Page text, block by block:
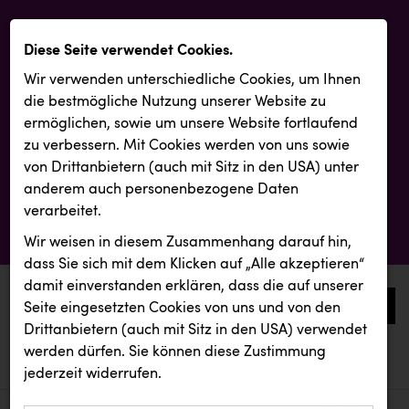
0
aktuelle aussendungen
aktuelle aussendungen
Diese Seite verwendet Cookies.
Wir verwenden unterschiedliche Cookies, um Ihnen
die best­mögliche Nutzung unserer Website zu
ermöglichen, sowie um unsere Website fortlaufend
zu verbessern. Mit Cookies werden von uns sowie
von Drittanbietern (auch mit Sitz in den USA) unter
anderem auch personenbezogene Daten
verarbeitet.
Wir weisen in diesem Zusammenhang darauf hin,
dass Sie sich mit dem Klicken auf „Alle akzeptieren“
damit ein­ver­standen erklären, dass die auf unserer
Seite eingesetzten Cookies von uns und von den
Drittanbietern (auch mit Sitz in den USA) verwendet
werden dürfen. Sie können diese Zustimmung
jederzeit widerrufen.